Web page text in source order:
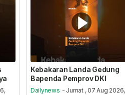
Kebakaran Landa Gedung
Bapenda Pemprov DKI
Dailynews - Jumat , 07 Aug 2026,